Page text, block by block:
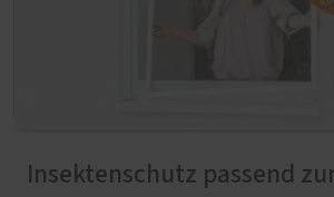
Insektenschutz passend